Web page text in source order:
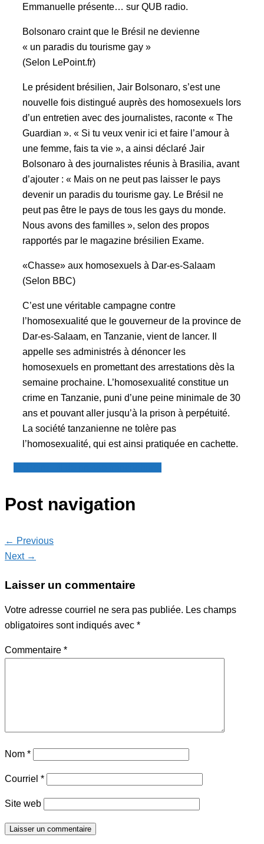
Emmanuelle présente… sur QUB radio.
Bolsonaro craint que le Brésil ne devienne
« un paradis du tourisme gay »
(Selon LePoint.fr)
Le président brésilien, Jair Bolsonaro, s’est une
nouvelle fois distingué auprès des homosexuels lors
d’un entretien avec des journalistes, raconte « The
Guardian ». « Si tu veux venir ici et faire l’amour à
une femme, fais ta vie », a ainsi déclaré Jair
Bolsonaro à des journalistes réunis à Brasilia, avant
d’ajouter : « Mais on ne peut pas laisser le pays
devenir un paradis du tourisme gay. Le Brésil ne
peut pas être le pays de tous les gays du monde.
Nous avons des familles », selon des propos
rapportés par le magazine brésilien Exame.
«Chasse» aux homosexuels à Dar-es-Salaam
(Selon BBC)
C’est une véritable campagne contre
l’homosexualité que le gouverneur de la province de
Dar-es-Salaam, en Tanzanie, vient de lancer. Il
appelle ses administrés à dénoncer les
homosexuels en promettant des arrestations dès la
semaine prochaine. L’homosexualité constitue un
crime en Tanzanie, puni d’une peine minimale de 30
ans et pouvant aller jusqu’à la prison à perpétuité.
La société tanzanienne ne tolère pas
l’homosexualité, qui est ainsi pratiquée en cachette.
Post navigation
← Previous
Next →
Laisser un commentaire
Votre adresse courriel ne sera pas publiée. Les champs
obligatoires sont indiqués avec *
Commentaire *
Nom *
Courriel *
Site web